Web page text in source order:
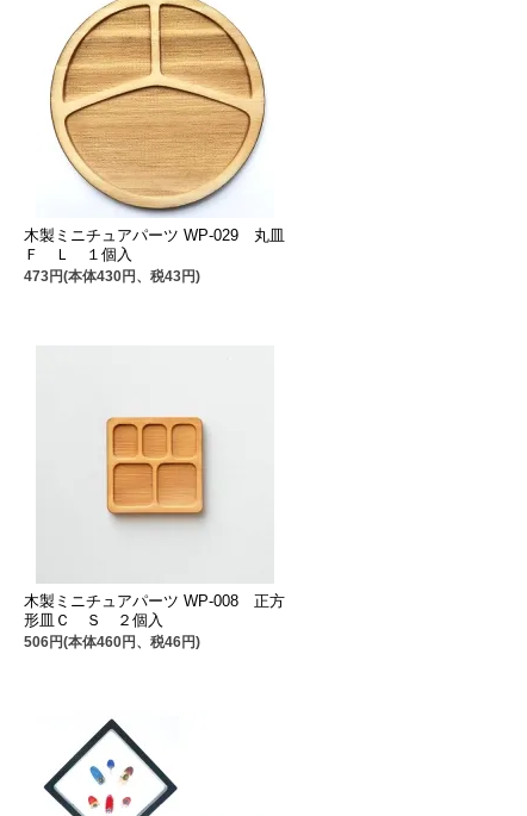
木製ミニチュアパーツ WP-029 丸皿
Ｆ Ｌ １個入
473円(本体430円、税43円)
木製ミニチュアパーツ WP-008 正方
形皿Ｃ Ｓ ２個入
506円(本体460円、税46円)